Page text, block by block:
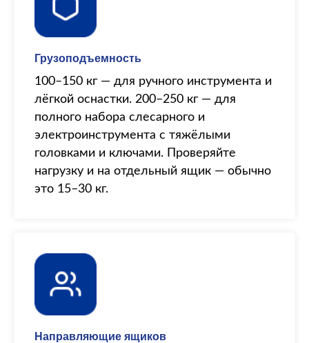
Грузоподъемность
100–150 кг — для ручного инструмента и
лёгкой оснастки. 200–250 кг — для
полного набора слесарного и
электроинструмента с тяжёлыми
головками и ключами. Проверяйте
нагрузку и на отдельный ящик — обычно
это 15–30 кг.
Направляющие ящиков